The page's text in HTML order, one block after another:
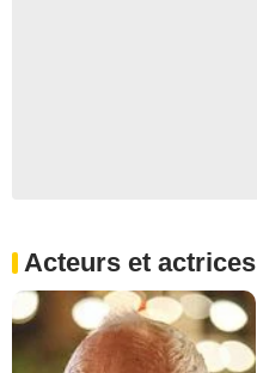
Acteurs et actrices